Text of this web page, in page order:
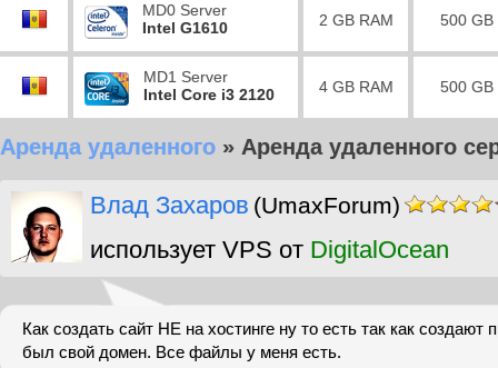
MD0 Server
Intel G1610
2 GB RAM 500 GB
MD1 Server
Intel Core i3 2120
4 GB RAM 500 GB
Аренда удаленного » Аренда удаленного
Влад Захаров (UmaxForum)
использует VPS от DigitalOcean
Как создать сайт НЕ на хостинге ну то есть так как
был свой домен. Все файлы у меня есть.